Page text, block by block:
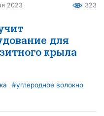
2023 323
для
крыла
#углеродное волокно